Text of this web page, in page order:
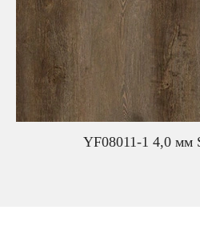
YF08011-1 4,0 мм